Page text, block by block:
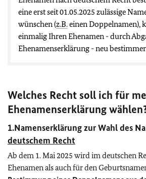
eine erst seit 01.05.2025 zulässige
wünschen (z.B.einen Doppelnamen),
einmalig Ihren Ehenamen - durch
Ehenamenserklärung - neu
Welches Recht soll ich für
Ehenamenserklärung
1.Namenserklärung zur Wahl des
deutschem Recht
Ab dem 1. Mai 2025 wird im deutschen
Ehenamen als auch für den